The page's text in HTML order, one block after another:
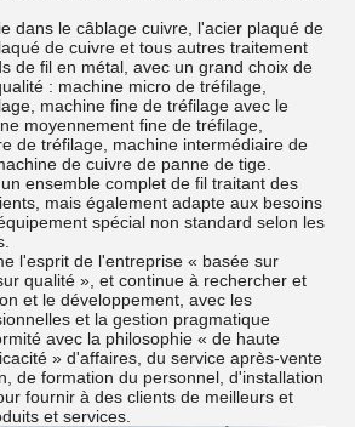
dans le câblage cuivre, l'acier plaqué de
de cuivre et tous autres traitement
de fil en métal, avec un grand choix de
: machine micro de tréfilage,
machine fine de tréfilage avec le
moyennement fine de tréfilage,
de tréfilage, machine intermédiaire de
de cuivre de panne de tige.
ensemble complet de fil traitant des
mais également adapte aux besoins
spécial non standard selon les
l'esprit de l'entreprise « basée sur
qualité », et continue à rechercher et
et le développement, avec les
et la gestion pragmatique
avec la philosophie « de haute
» d'affaires, du service après-vente
de formation du personnel, d'installation
fournir à des clients de meilleurs et
et services.